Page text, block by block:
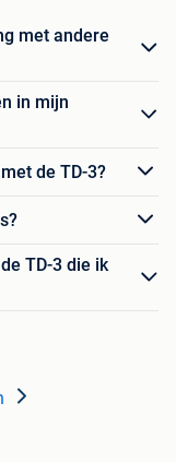
met andere
in mijn
de TD-3?
TD-3 die ik